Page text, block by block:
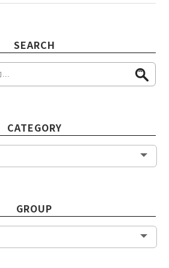
SEARCH
CATEGORY
GROUP